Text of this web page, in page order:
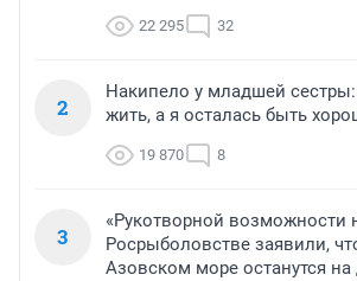
22 295 32
2
Накипело у младшей сестры:
жить, а я осталась быть
19 870 8
3
«Рукотворной возможности
Росрыболовстве заявили,
Азовском море останутся на